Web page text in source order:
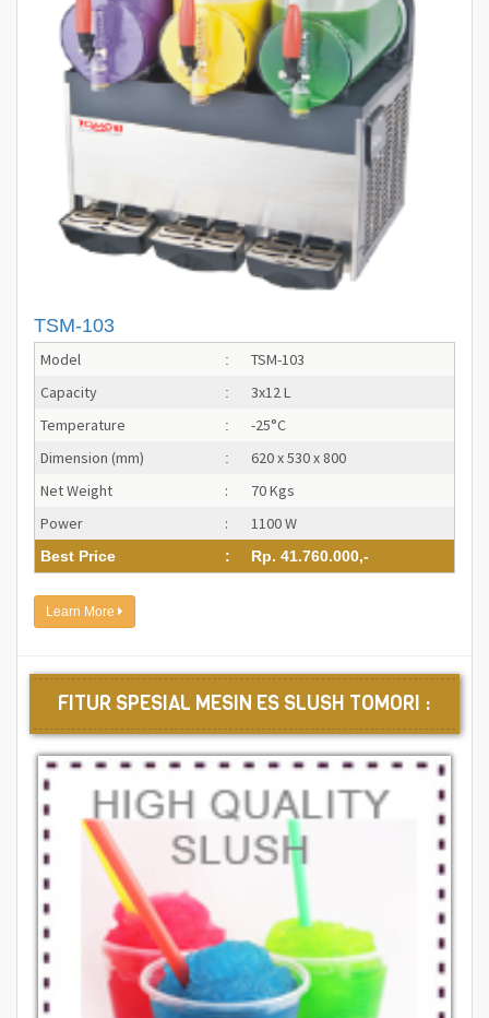
TSM-103
Model :
TSM-103
Capacity
:
3x12 L
Temperature
:
-25°C
Dimension (mm)
:
620 x 530 x 800
Net Weight
:
70 Kgs
Power
: 1100 W
Best Price : Rp. 41.760.000,-
Learn More
FITUR SPESIAL MESIN ES SLUSH TOMORI :